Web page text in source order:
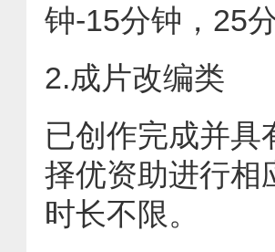
钟-15分钟，25
2.成片改编类
已创作完成并具
择优资助进行相
时长不限。